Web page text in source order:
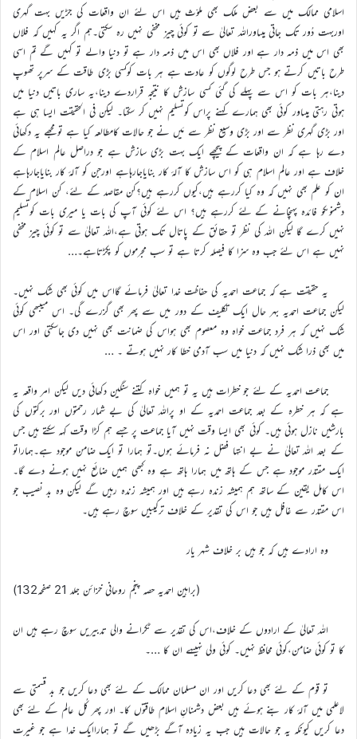
اسلامی ممالک میں سے بعض ملک بھی ملوّث ہیں اس لئے ان واقعات کی جڑیں بہت گہری
اوربہت دُور تک جاتی ہیںاوراللہ تعالیٰ سے تو کوئی چیز مخفی نہیں رہ سکتی۔ہم اگر یہ کہیں کہ فلاں
بھی اس میں ذمہ دار ہے اور فلاں بھی اس میں ذمہ دار ہے تو دنیا والے تو کہیں گے تم اسی
طرح باتیں کرتے ہو جس طرح لوگوں کو عادت ہے ہر بات کوکسی بڑی طاقت کے سرپر تھوپ
دینا،ہر بات کو اس سے پہلے کی گئی کسی سازش کا نتیجہ قراردے دینا،یہ ساری باتیں دنیا میں
ہوتی رہتی ہیںاور کوئی بھی ہمارے کہنے پراس کوتسلیم نہیں کر سکتا۔ لیکن فی الحقیقت ایسا ہی ہے
اور بڑی گہری نظر سے اور بڑی وسیع نظر سے مَیں نے جو حالات کامطالعہ کیا ہے تومجھے یہ دکھائی
دے رہا ہے کہ ان واقعات کے پیچھے ایک بہت بڑی سازش ہے جو دراصل عالم اسلام کے
خلاف ہے اور عالم اسلام ہی کو اس سازش کا آلۂ کار بنایاجارہاہے اورجن کو آلۂ کار بنایاجارہاہے
ان کو علم بھی نہیں کہ وہ کیا کررہے ہیں،کیوں کررہے ہیں؟کن مقاصد کے لئے، کن اسلام کے
دشمنوںکو فائدہ پہنچانے کے لئے کررہے ہیں؟ اس لئے کوئی آپ کی بات یا میری بات کوتسلیم
نہیں کرے گا لیکن اللہ کی نظر تو حقائق کے پاتال تک ہوتی ہے،اللہ تعالیٰ سے تو کوئی چیز مخفی
نہیں ہے اس لئے جب وہ سزا کا فیصلہ کرتا ہے تو سب مجرموں کو پکڑتاہے۔…
یہ حقیقت ہے کہ جماعت احمدیہ کی حفاظت خدا تعالیٰ فرمائے گااس میں کوئی بھی شک نہیں۔
لیکن جماعت احمدیہ بہر حال ایک تکلیف کے دور میں سے پھر بھی گزرے گی۔ اس میںبھی کوئی
شک نہیں کہ ہر فرد جماعت خواہ وہ معصوم بھی ہواس کی ضمانت بھی نہیں دی جاسکتی اور اس
میں بھی ذرا شک نہیں کہ دنیا میں سب آدمی خطا کار نہیں ہوتے ۔ …
جماعت احمدیہ کے لئے جو خطرات ہیں یہ تو ہمیں خواہ کتنے سنگین دکھائی دیں لیکن امر واقعہ یہ
ہے کہ ہر خطرہ کے بعد جماعت احمدیہ کے او پراللہ تعالیٰ کی بے شمار رحمتوں اور برکتوں کی
بارشیں نازل ہوئی ہیں۔ کوئی بھی ایسا وقت نہیں آیا جماعت پر جسے ہم کڑا وقت کہہ سکتے ہیں جس
کے بعد اللہ تعالیٰ نے بے انتہا فضل نہ فرمائے ہوں۔تو ہمارا تو ایک ضامن موجود ہے۔ہماراتو
ایک مقتدر موجود ہے جس کے ہاتھ میں ہمارا ہاتھ ہے وہ کبھی ہمیں ضائع نہیں ہونے دے گا۔
اس کامل یقین کے ساتھ ہم ہمیشہ زندہ رہے ہیں اور ہمیشہ زندہ رہیں گے لیکن وہ بد نصیب جو
اس مقتدر سے غافل ہیں جو اس کی تقدیر کے خلاف ترکیبیں سوچ رہے ہیں۔
وہ ارادے ہیں کہ جو ہیں بر خلاف شہر یار
(براہین احمدیہ حصہ پنجم روحانی خزائن جلد 21 صفحہ132)
اللہ تعالیٰ کے ارادوں کے خلاف،اس کی تقدیر سے ٹکرانے والی تدبیریں سوچ رہے ہیں ان
کا تو کوئی ضامن،کوئی محافظ نہیں۔ کوئی ولی نہیںہے ان کا …۔
تو قوم کے لئے بھی دعا کریں اور ان مسلمان ممالک کے لئے بھی دعا کریں جو بد قسمتی سے
لاعلمی میں آلۂ کار بنے ہوئے ہیں بعض دشمنانِ اسلام طاقتوں کا۔ اور پھر کُل عالم کے لئے بھی
دعا کریں کیونکہ یہ جو حالات ہیں جب یہ زیادہ آگے بڑھیں گے تو ہماراایک خدا ہے جو غیرت